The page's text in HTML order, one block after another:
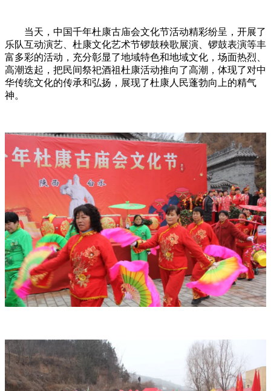
当天，中国千年杜康古庙会文化节活动精彩纷呈，开展了
乐队互动演艺、杜康文化艺术节锣鼓秧歌展演、锣鼓表演等丰
富多彩的活动，充分彰显了地域特色和地域文化，场面热烈、
高潮迭起，把民间祭祀酒祖杜康活动推向了高潮，体现了对中
华传统文化的传承和弘扬，展现了杜康人民蓬勃向上的精气
神。